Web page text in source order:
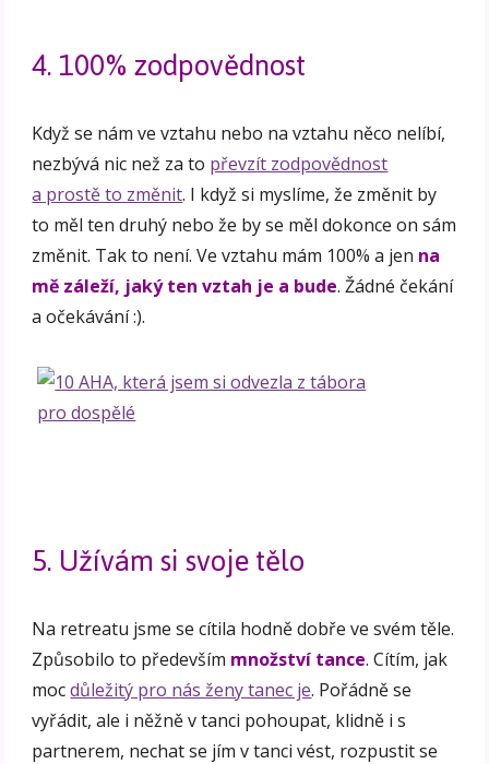
4. 100% zodpovědnost
Když se nám ve vztahu nebo na vztahu něco nelíbí,
nezbývá nic než za to převzít zodpovědnost
a prostě to změnit. I když si myslíme, že změnit by
to měl ten druhý nebo že by se měl dokonce on sám
změnit. Tak to není. Ve vztahu mám 100% a jen na
mě záleží, jaký ten vztah je a bude. Žádné čekání
a očekávání :).
5. Užívám si svoje tělo
Na retreatu jsme se cítila hodně dobře ve svém těle.
Způsobilo to především množství tance. Cítím, jak
mocdůležitý pro nás ženy tanec je. Pořádně se
vyřádit, ale i něžně v tanci pohoupat, klidně i s
partnerem, nechat se jím v tanci vést, rozpustit se